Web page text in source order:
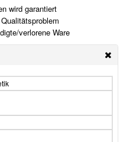
wird garantiert
verlorene Ware